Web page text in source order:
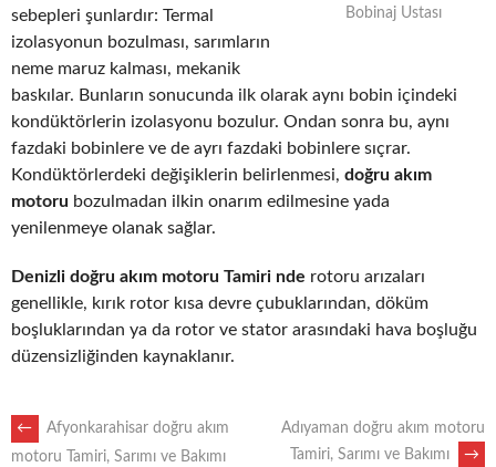
Bobinaj Ustası
sebepleri şunlardır: Termal
izolasyonun bozulması, sarımların
neme maruz kalması, mekanik
baskılar. Bunların sonucunda ilk olarak aynı bobin içindeki
kondüktörlerin izolasyonu bozulur. Ondan sonra bu, aynı
fazdaki bobinlere ve de ayrı fazdaki bobinlere sıçrar.
Kondüktörlerdeki değişiklerin belirlenmesi, doğru akım
motoru bozulmadan ilkin onarım edilmesine yada
yenilenmeye olanak sağlar.
Denizli doğru akım motoru Tamiri nde rotoru arızaları
genellikle, kırık rotor kısa devre çubuklarından, döküm
boşluklarından ya da rotor ve stator arasındaki hava boşluğu
düzensizliğinden kaynaklanır.
POST
←
Afyonkarahisar doğru akım
motoru Tamiri, Sarımı ve Bakımı
Adıyaman doğru akım motoru
Tamiri, Sarımı ve Bakımı
→